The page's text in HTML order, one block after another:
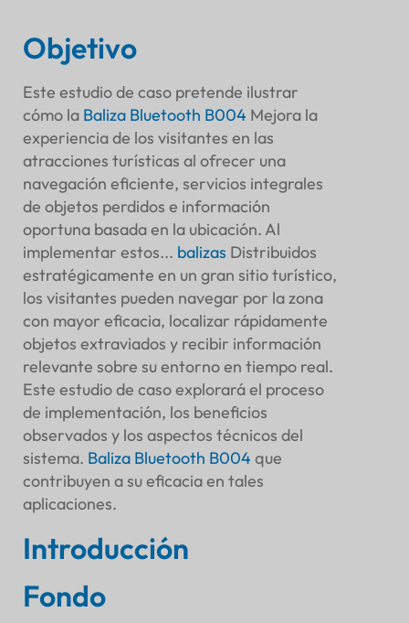
Introducción del producto
Estrategia de implementación
Selección del sitio
Plan de implementación
Solución de seguimiento: B-Mobile
Instalación
Integración con sistemas existentes
Características y funcionalidad
Asistencia de navegación
Servicios de objetos perdidos y encontrados
Información basada en la ubicación
Beneficios y resultados
Experiencia de visitante mejorada
Conveniencia
Compromiso
Eficiencia operativa
Asignación de personal
Recopilación de comentarios
Desafíos y soluciones
Desafíos técnicos
Adopción por parte del usuario
Datos y análisis
Análisis de visitantes
Métricas de rendimiento
Objetivo
Este estudio de caso pretende ilustrar
cómo la Baliza Bluetooth B004 Mejora la
experiencia de los visitantes en las
atracciones turísticas al ofrecer una
navegación eficiente, servicios integrales
de objetos perdidos e información
oportuna basada en la ubicación. Al
implementar estos... balizas Distribuidos
estratégicamente en un gran sitio turístico,
los visitantes pueden navegar por la zona
con mayor eficacia, localizar rápidamente
objetos extraviados y recibir información
relevante sobre su entorno en tiempo real.
Este estudio de caso explorará el proceso
de implementación, los beneficios
observados y los aspectos técnicos del
sistema. Baliza Bluetooth B004que
contribuyen a su eficacia en tales
aplicaciones.
Introducción
Fondo